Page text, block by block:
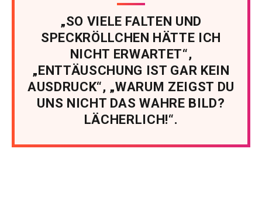
„SO VIELE FALTEN UND
SPECKRÖLLCHEN HÄTTE ICH
NICHT ERWARTET“,
„ENTTÄUSCHUNG IST GAR KEIN
AUSDRUCK“, „WARUM ZEIGST DU
UNS NICHT DAS WAHRE BILD?
LÄCHERLICH!“.